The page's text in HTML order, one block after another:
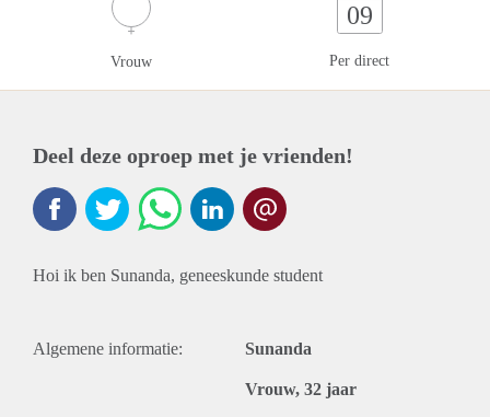
Vrouw
09
Per direct
Deel deze oproep met je vrienden!
Hoi ik ben Sunanda, geneeskunde student
Algemene informatie: Sunanda
Vrouw, 32 jaar